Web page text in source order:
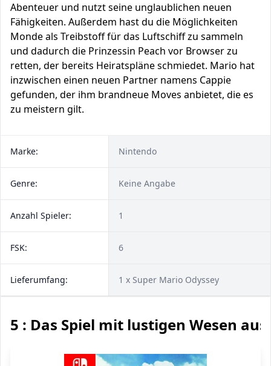
Abenteuer und nutzt seine unglaublichen neuen
Fähigkeiten. Außerdem hast du die Möglichkeiten
Monde als Treibstoff für das Luftschiff zu sammeln
und dadurch die Prinzessin Peach vor Browser zu
retten, der bereits Heiratspläne schmiedet. Mario hat
inzwischen einen neuen Partner namens Cappie
gefunden, der ihm brandneue Moves anbietet, die es
zu meistern gilt.
Marke: Nintendo
Genre: Keine Angabe
Anzahl Spieler: 1
FSK: 6
Lieferumfang: 1 x Super Mario Odyssey
5 : Das Spiel mit lustigen Wesen